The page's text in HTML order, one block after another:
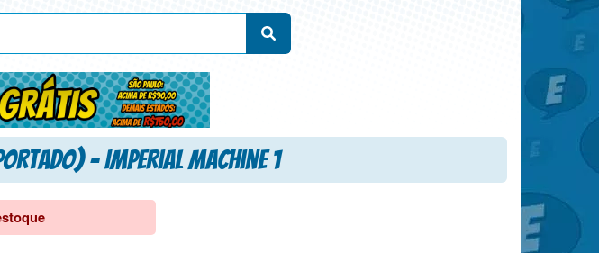
desenhista, arte-finalista, colorista
– Imperial Machine 1